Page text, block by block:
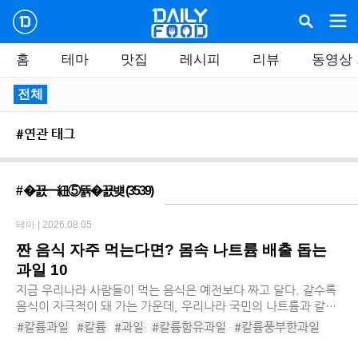
홈 테마 맛집 레시피 리뷰 동영상
전체
#연관 태그
# �꾨━紐⑤뜕�꾨뱾(3539)
짠 음식 자주 먹는다면? 몸속 나트륨 배출 돕는
과일 10
지금 우리나라 사람들이 먹는 음식은 예전보다 짜고 달다. 갈수록
음식이 자극적이 돼 가는 가운데, 우리나라 국민의 나트륨과 칼륨
의 섭취비도 갈수록 나빠지는 상황이다. 나트륨의 칼륨 섭취비가
#칼륨과일 #칼륨 #과일 #칼륨함유과일
#칼륨풍부한과일
테마 | 2026.08.05